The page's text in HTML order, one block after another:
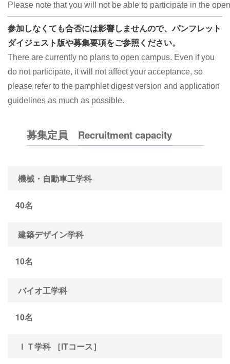
Please note that you will not be able to participate in the
参加しなくても合否には影響しませんので、パンフレット
ダイジェスト版や募集要項をご参照ください。
There are currently no plans to open campus. Even if you
do not participate, it will not affect your acceptance, so
please refer to the pamphlet digest version and application
guidelines as much as possible.
募集定員 Recruitment capacity
機械・自動車工学科
40名
建築デザイン学科
10名
バイオ工学科
10名
ＩＴ学科 ［ITコース］